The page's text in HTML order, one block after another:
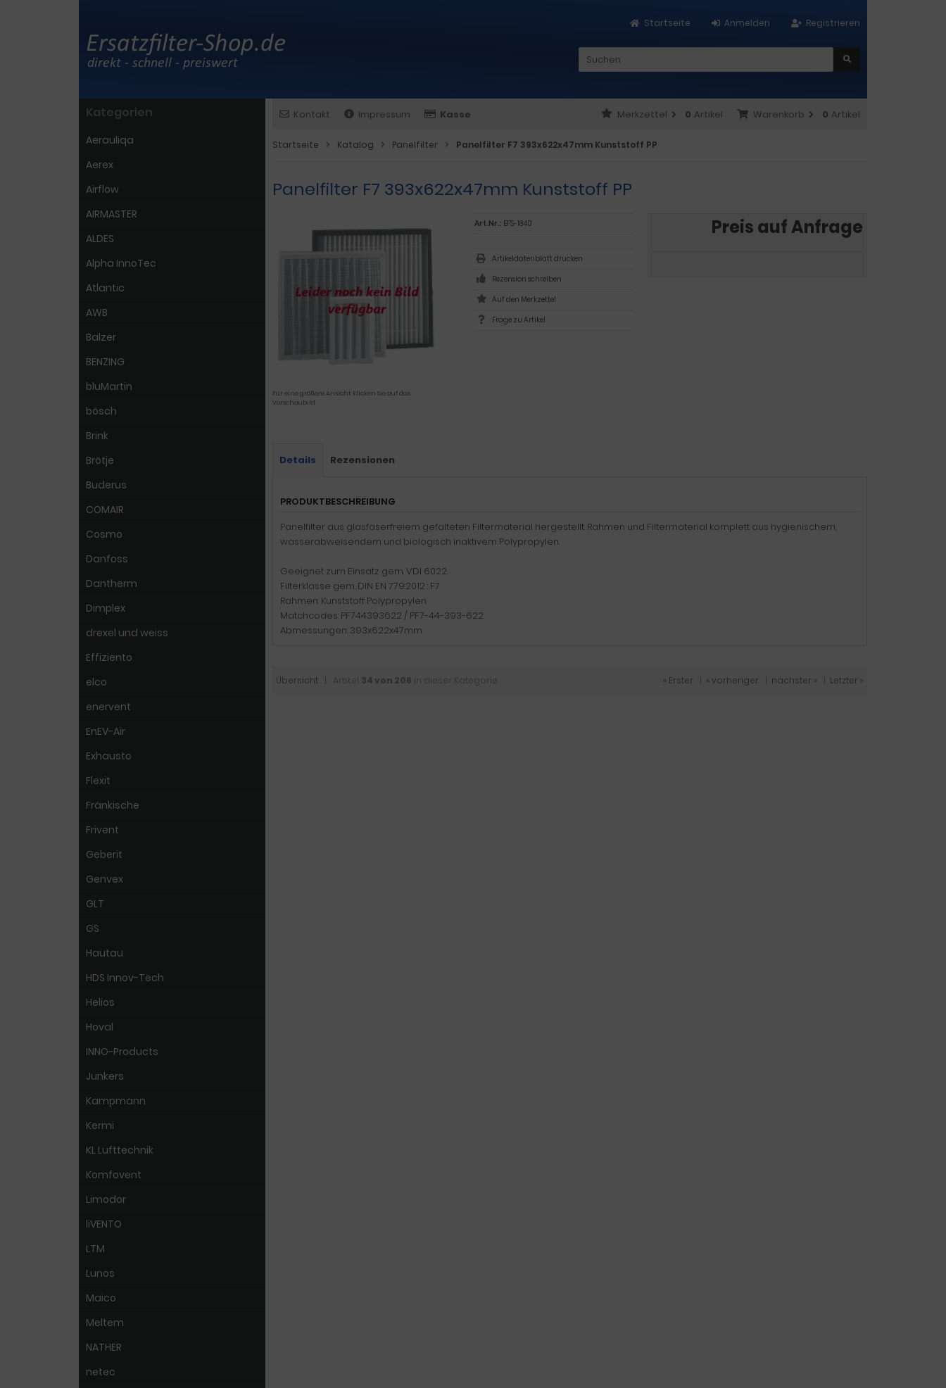
Registrieren
Anmelden
Startseite
Kontakt Impressum Kasse Warenkorb 0 Artikel
Merkzettel 0 Artikel
Startseite Katalog Panelfilter Panelfilter F7 393x622x47mm Kunststoff PP
Panelfilter F7 393x622x47mm Kunststoff PP
Für eine größere Ansicht klicken Sie auf das
Vorschaubild
Preis auf Anfrage
Art.Nr.: EFS-1840
Artikeldatenblatt drucken
Rezension schreiben
Frage zu Artikel
Details Rezensionen
PRODUKTBESCHREIBUNG
Panelfilter aus glasfaserfreiem gefalteten Filtermaterial hergestellt. Rahmen und Filtermaterial komplett aus hygienischem,
wasserabweisendem und biologisch inaktivem Polypropylen.
Geeignet zum Einsatz gem. VDI 6022.
Filterklasse gem. DIN EN 779:2012 : F7
Rahmen: Kunststoff Polypropylen
Matchcodes: PF744393622 / PF7-44-393-622
Abmessungen: 393x622x47mm
Übersicht | Artikel 34 von 206 in dieser Kategorie « Erster « vorheriger nächster » Letzter »
Kategorien
Aerauliqa
Aerex
Airflow
AIRMASTER
ALDES
Alpha InnoTec
Atlantic
AWB
Balzer
BENZING
bluMartin
bösch
Brink
Brötje
Buderus
COMAIR
Cosmo
Danfoss
Dantherm
Dimplex
drexel und weiss
Effiziento
elco
enervent
EnEV-Air
Exhausto
Flexit
Fränkische
Frivent
Geberit
Genvex
GLT
GS
Hautau
HDS Innov-Tech
Helios
Hoval
INNO-Products
Junkers
Kampmann
Kermi
KL Lufttechnik
Komfovent
Limodor
liVENTO
LTM
Lunos
Maico
Meltem
NATHER
netec